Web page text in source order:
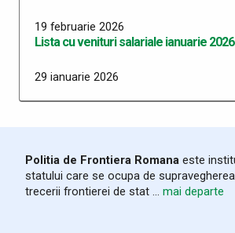
19 februarie 2026
Lista cu venituri salariale ianuarie 2026
29 ianuarie 2026
19 noiembrie 2025
Lista cu venituri salariale octombrie
Politia de Frontiera Romana este
statului care se ocupa de
trecerii frontierei de stat ... mai departe